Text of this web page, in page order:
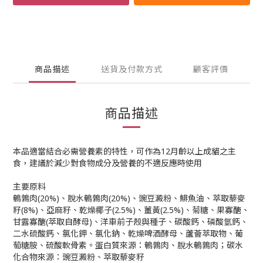
商品描述 送貨及付款方式 顧客評價
商品描述
本品適當結合必需營養素的特性，可作為12月齡以上成貓之主
食，建議於減少對食物成分及營養的不適反應時使用
主要原料
鵪鶉肉(20%)、脫水鵪鶉肉(20%)、豌豆澱粉、鯡魚油、萃取藜麥
籽(8%)、亞麻籽、乾燥椰子(2.5%)、薑黃(2.5%)、菊糖、果寡醣、
甘露寡醣(萃取自酵母)、洋車前子殼與種子、碳酸鈣、磷酸氫鈣、
二水硫酸鈣、氯化鉀、氯化鈉、乾燥啤酒酵母、蘆薈萃取物、葡
萄糖胺、硫酸軟骨素。蛋白質來源：鵪鶉肉、脫水鵪鶉肉；碳水
化合物來源：豌豆澱粉、萃取藜麥籽